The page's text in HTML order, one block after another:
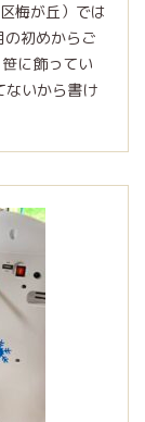
梅が丘）では
初めからご
に飾ってい
ないから書け